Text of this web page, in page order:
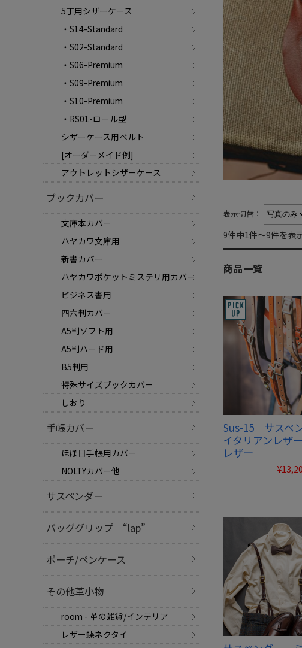
表示切替：
9件中1件～9件を表
商品一覧
Sus-15 サスペ
イタリアンレ
レザー
5丁用シザーケース
・S14-Standard
・S02-Standard
・S06-Premium
・S09-Premium
・S10-Premium
・RS01-ロール型
シザーケース用ベルト
[オーダーメイド例]
アウトレットシザーケース
ブックカバー
文庫本カバー
ハヤカワ文庫用
新書カバー
ハヤカワポケットミステリ用カバー
ビジネス書用
四六判カバー
A5判ソフト用
A5判ハード用
B5判用
特殊サイズブックカバー
しおり
手帳カバー
ほぼ日手帳用カバー
NOLTYカバー他
サスペンダー
バッググリップ “lap”
ポーチ/ペンケース
その他革小物
room - 革の雑貨/インテリア
レザー蝶ネクタイ